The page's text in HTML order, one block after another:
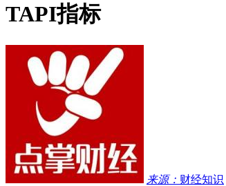
​TAPI指标
来源： 财经知识